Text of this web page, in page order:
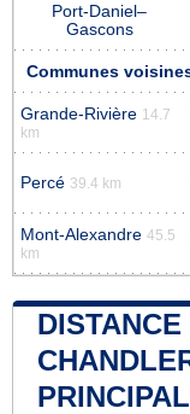
Port-Daniel–
Gascons
Communes
Grande-Rivière 14.7
km
Percé 39.4 km
Mont-Alexandre 45.5
km